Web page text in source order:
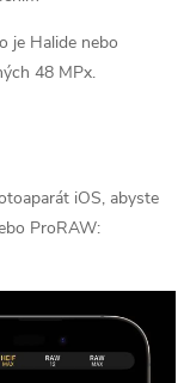
je Halide nebo
48 MPx.
iOS, abyste
ProRAW: